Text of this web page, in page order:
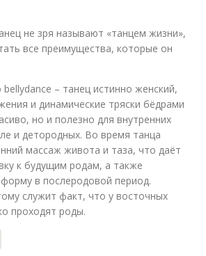
не зря называют «танцем жизни»,
все преимущества, которые он
– танец истинно женский,
и динамические тряски бёдрами
но и полезно для внутренних
и детородных. Во время танца
массаж живота и таза, что даёт
к будущим родам, а также
в послеродовой период.
служит факт, что у восточных
проходят роды.